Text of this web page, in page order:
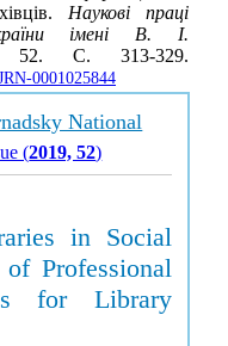
Наукові праці
імені В. І.
С. 313-329.
0001025844
National
(2019, 52)
in Social
Professional
for Library